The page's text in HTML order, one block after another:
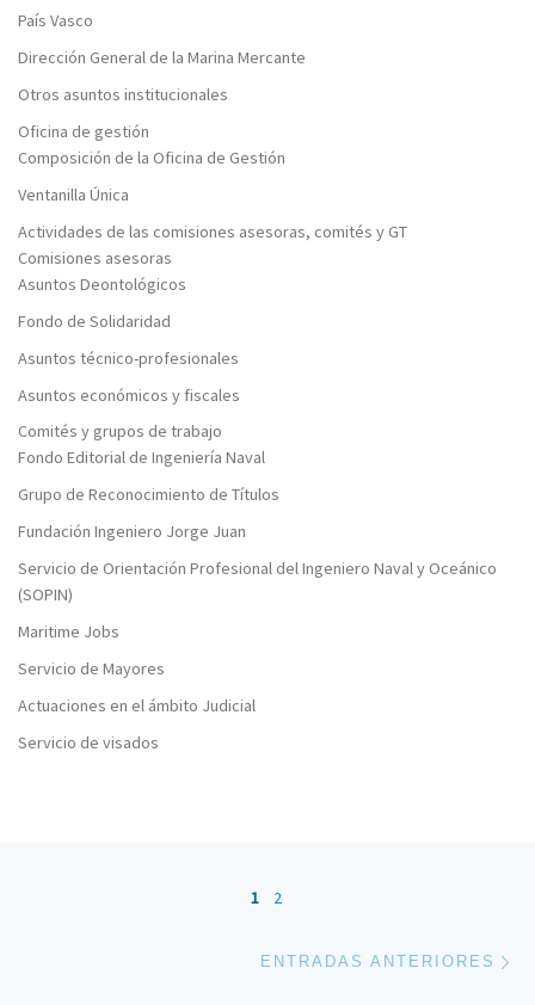
País Vasco
Dirección General de la Marina Mercante
Otros asuntos institucionales
Oficina de gestión
Composición de la Oficina de Gestión
Ventanilla Única
Actividades de las comisiones asesoras, comités y GT
Comisiones asesoras
Asuntos Deontológicos
Fondo de Solidaridad
Asuntos técnico-profesionales
Asuntos económicos y fiscales
Comités y grupos de trabajo
Fondo Editorial de Ingeniería Naval
Grupo de Reconocimiento de Títulos
Fundación Ingeniero Jorge Juan
Servicio de Orientación Profesional del Ingeniero Naval y Oceánico
(SOPIN)
Maritime Jobs
Servicio de Mayores
Actuaciones en el ámbito Judicial
Servicio de visados
Navegación de entradas
1 2
ENTRADAS ANTERIORES